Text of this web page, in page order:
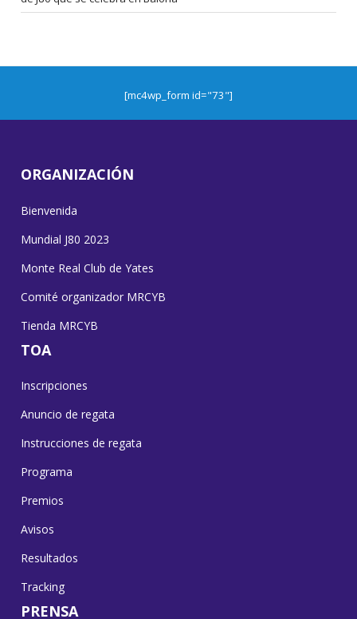
[mc4wp_form id="73"]
ORGANIZACIÓN
Bienvenida
Mundial J80 2023
Monte Real Club de Yates
Comité organizador MRCYB
Tienda MRCYB
TOA
Inscripciones
Anuncio de regata
Instrucciones de regata
Programa
Premios
Avisos
Resultados
Tracking
PRENSA